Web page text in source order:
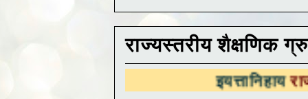
राज्यस्तरीय शैक्षणिक
राज्यस्तरीय